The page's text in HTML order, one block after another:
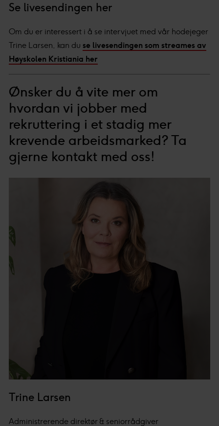
Se livesendingen her
Om du er interessert i å se intervjuet med vår hodejeger
Trine Larsen, kan du se livesendingen som streames av
Høyskolen Kristiania her
Ønsker du å vite mer om
hvordan vi jobber med
rekruttering i et stadig mer
krevende arbeidsmarked? Ta
gjerne kontakt med oss!
Trine Larsen
Administrerende direktør & seniorrådgiver